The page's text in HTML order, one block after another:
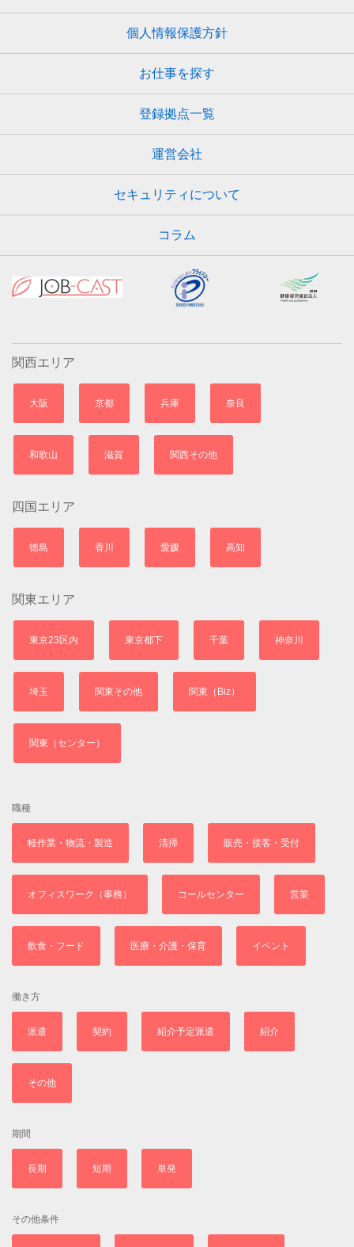
個人情報保護方針
お仕事を探す
登録拠点一覧
運営会社
セキュリティについて
コラム
関西エリア
大阪 京都 兵庫 奈良
和歌山 滋賀 関西その他
四国エリア
徳島 香川 愛媛 高知
関東エリア
東京23区内 東京都下 千葉 神奈川
埼玉 関東その他 関東（Biz）
関東（センター）
職種
軽作業・物流・製造 清掃 販売・接客・受付
オフィスワーク（事務） コールセンター 営業
飲食・フード 医療・介護・保育 イベント
働き方
派遣 契約 紹介予定派遣 紹介
その他
期間
長期 短期 単発
その他条件